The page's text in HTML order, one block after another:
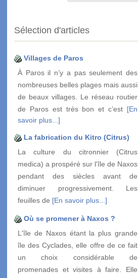
Sélection d'articles
Villages de Paros
À Paros il n’y a pas seulement des
nombreuses belles plages mais aussi
de beaux villages. Le réseau routier
de Paros est très bon et c’est [En
savoir plus...]
La fabrication du Kitro (Citrus)
La culture du citronnier (Citrus
medica) a prospéré sur l'île de Naxos
pendant des siècles avant de
diminuer progressivement. Les
feuilles de [En savoir plus...]
Où se promener à Naxos ?
L'île de Naxos étant la plus grande
île des Cyclades, elle offre de ce fait
un choix considérable de
promenades et visites à faire. Elle